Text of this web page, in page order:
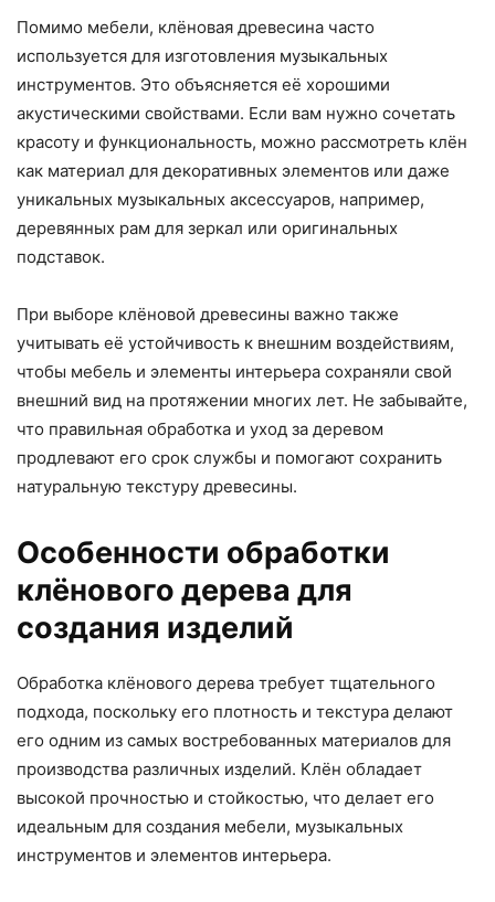
Помимо мебели, клёновая древесина часто
используется для изготовления музыкальных
инструментов. Это объясняется её хорошими
акустическими свойствами. Если вам нужно сочетать
красоту и функциональность, можно рассмотреть клён
как материал для декоративных элементов или даже
уникальных музыкальных аксессуаров, например,
деревянных рам для зеркал или оригинальных
подставок.
При выборе клёновой древесины важно также
учитывать её устойчивость к внешним воздействиям,
чтобы мебель и элементы интерьера сохраняли свой
внешний вид на протяжении многих лет. Не забывайте,
что правильная обработка и уход за деревом
продлевают его срок службы и помогают сохранить
натуральную текстуру древесины.
Особенности обработки
клёнового дерева для
создания изделий
Обработка клёнового дерева требует тщательного
подхода, поскольку его плотность и текстура делают
его одним из самых востребованных материалов для
производства различных изделий. Клён обладает
высокой прочностью и стойкостью, что делает его
идеальным для создания мебели, музыкальных
инструментов и элементов интерьера.